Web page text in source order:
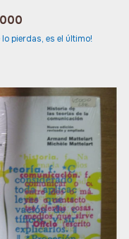
lo pierdas, es el último!